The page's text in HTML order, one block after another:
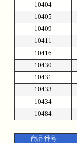
10404
10405
10409
10411
10416
10430
10431
10433
10434
10484
商品番号